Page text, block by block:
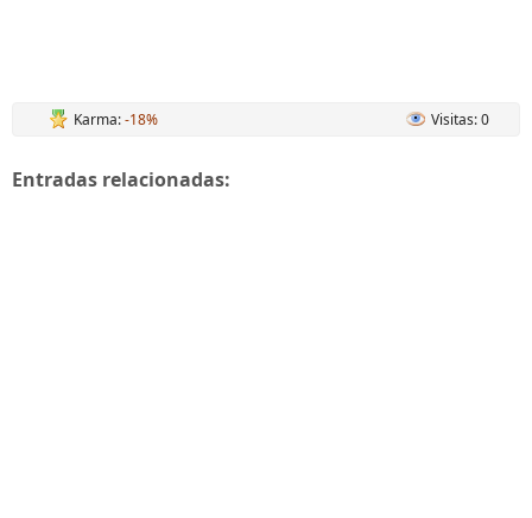
Karma:-18% Visitas: 0
Entradas relacionadas: